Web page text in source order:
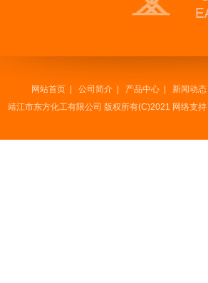
网站首页| 公司简介| 产品中心| 新闻动态
靖江市东方化工有限公司 版权所有(C)2021 网络支持